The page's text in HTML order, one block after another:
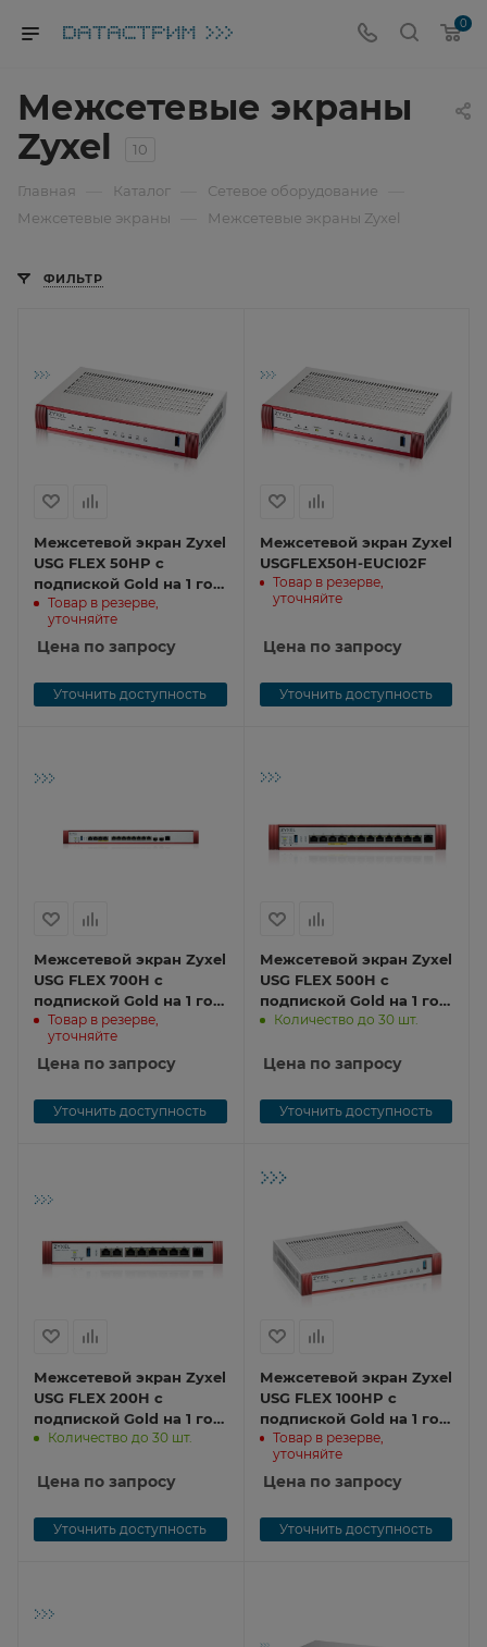
0
Межсетевые экраны
Zyxel
10
Главная Каталог Сетевое оборудование
Межсетевые экраны Межсетевые экраны Zyxel
ФИЛЬТР
Межсетевой экран Zyxel
USG FLEX 50HP с
подпиской Gold на 1 год
(AV, CF, IDP/DPI,
Sandboxing,
SecuReporter), 1xRJ-45:
4xRJ-45: 1G (LAN/WAN),
1xUSB3.0 **
Товар в резерве,
уточняйте
Цена по запросу
Уточнить доступность
Межсетевой экран Zyxel
USGFLEX50H-EUCI02F
Товар в резерве,
уточняйте
Цена по запросу
Уточнить доступность
Межсетевой экран Zyxel
USG FLEX 700H с
подпиской Gold на 1 год
(AS, AV, CF, IDP/DPI,
Sandboxing,
SecuReporter), Rack,
2xRJ-45: 1/2.5/5/10G PoE+
(LAN/WAN), 2xRJ-45:
Товар в резерве,
уточняйте
Цена по запросу
Уточнить доступность
Межсетевой экран Zyxel
USG FLEX 500H с
подпиской Gold на 1 год
(AS, AV, CF, IDP/DPI,
SecuReporter), Rack,
(LAN/WAN), 2xRJ-45:
1/2.5G PoE+ (LAN/WAN),
Количество до 30 шт.
Цена по запросу
Уточнить доступность
Межсетевой экран Zyxel
USG FLEX 200H с
подпиской Gold на 1 год
(AS, AV, CF, IDP/DPI,
SecuReporter), Rack,
(LAN/WAN), 6xRJ-45: 1G
(LAN/WAN), 1xUSB3.0 **
Количество до 30 шт.
Цена по запросу
Уточнить доступность
Межсетевой экран Zyxel
USG FLEX 100HP с
подпиской Gold на 1 год
(AS, AV, CF, IDP/DPI,
Sandboxing,
SecuReporter), 1xRJ-45:
7xRJ-45: 1G (LAN/WAN),
1xUSB3.0 **
Товар в резерве,
уточняйте
Цена по запросу
Уточнить доступность